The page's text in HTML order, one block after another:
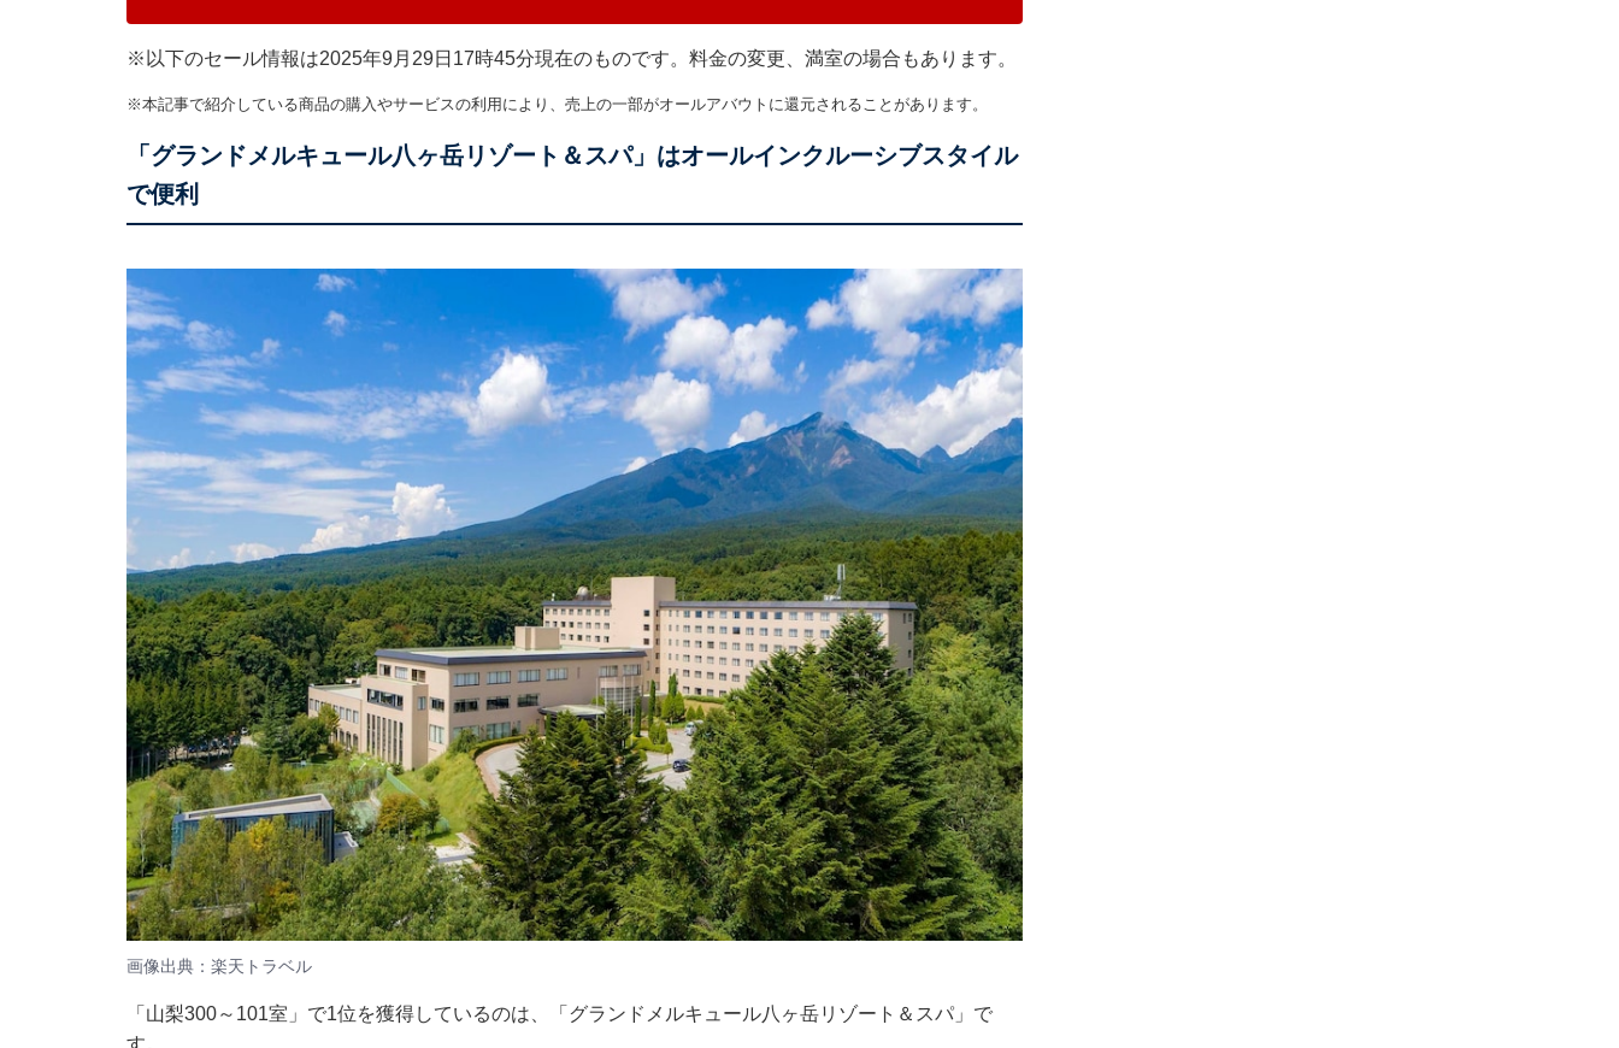
※以下のセール情報は2025年9月29日17時45分現在のものです。料金の変更、満室の場合もあります。
※本記事で紹介している商品の購入やサービスの利用により、売上の一部がオールアバウトに還元されることがあります。
「グランドメルキュール八ヶ岳リゾート＆スパ」はオールインクルーシブスタイル
で便利
画像出典：楽天トラベル
「山梨300～101室」で1位を獲得しているのは、「グランドメルキュール八ヶ岳リゾート＆スパ」で